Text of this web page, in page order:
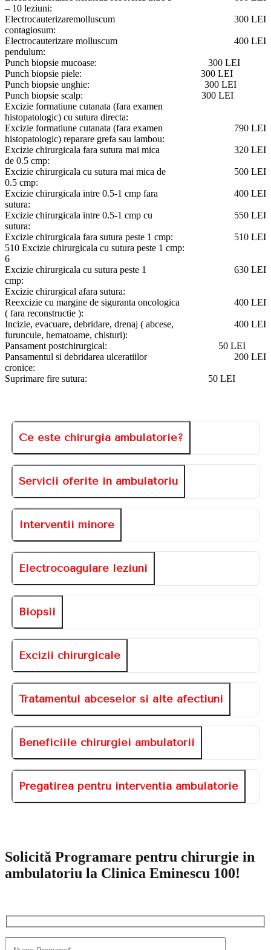
– 10 leziuni:
Electrocauterizaremolluscum
contagiosum:
300 LEI
Electrocauterizare molluscum
pendulum:
400 LEI
Punch biopsie mucoase:
300 LEI
Punch biopsie piele:
300 LEI
Punch biopsie unghie:
300 LEI
Punch biopsie scalp:
300 LEI
Excizie formatiune cutanata (fara examen
histopatologic) cu sutura directa:
Excizie formatiune cutanata (fara examen
histopatologic) reparare grefa sau lambou:
790 LEI
Excizie chirurgicala fara sutura mai mica
de 0.5 cmp:
320 LEI
Excizie chirurgicala cu sutura mai mica de
0.5 cmp:
500 LEI
Excizie chirurgicala intre 0.5-1 cmp fara
sutura:
400 LEI
Excizie chirurgicala intre 0.5-1 cmp cu
sutura:
550 LEI
Excizie chirurgicala fara sutura peste 1 cmp:
510 Excizie chirurgicala cu sutura peste 1 cmp:
6
510 LEI
Excizie chirurgicala cu sutura peste 1
cmp:
630 LEI
Excizie chirurgical afara sutura:
Reexcizie cu margine de siguranta oncologica
( fara reconstructie ):
400 LEI
Incizie, evacuare, debridare, drenaj ( abcese,
furuncule, hematoame, chisturi):
400 LEI
Pansament postchirurgical:
50 LEI
Pansamentul si debridarea ulceratiilor
cronice:
200 LEI
Suprimare fire sutura: 50 LEI
Ce este chirurgia ambulatorie?
Servicii oferite in ambulatoriu
Interventii minore
Electrocoagulare leziuni
Biopsii
Excizii chirurgicale
Tratamentul abceselor si alte afectiuni
Beneficiile chirurgiei ambulatorii
Pregatirea pentru interventia ambulatorie
Solicită Programare pentru chirurgie in
ambulatoriu la Clinica Eminescu 100!